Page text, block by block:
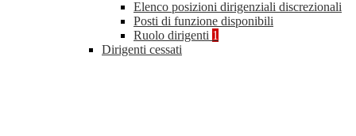
Elenco posizioni dirigenziali discrezionali
Posti di funzione disponibili
Ruolo dirigenti 1
Dirigenti cessati